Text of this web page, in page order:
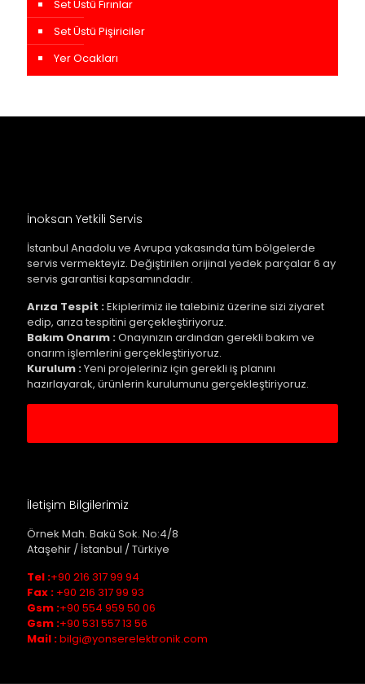
Set Üstü Fırınlar
Set Üstü Pişiriciler
Yer Ocakları
İnoksan Yetkili Servis
İstanbul Anadolu ve Avrupa yakasında tüm bölgelerde
servis vermekteyiz. Değiştirilen orijinal yedek parçalar 6 ay
servis garantisi kapsamındadır.
Arıza Tespit :Ekiplerimiz ile talebiniz üzerine sizi ziyaret
edip, arıza tespitini gerçekleştiriyoruz.
Bakım Onarım :Onayınızın ardından gerekli bakım ve
onarım işlemlerini gerçekleştiriyoruz.
Kurulum :Yeni projeleriniz için gerekli iş planını
hazırlayarak, ürünlerin kurulumunu gerçekleştiriyoruz.
İletişim Bilgilerimiz
Örnek Mah. Bakü Sok. No:4/8
Ataşehir / İstanbul / Türkiye
Tel :+90 216 317 99 94
Fax : +90 216 317 99 93
Gsm :+90 554 959 50 06
Gsm :+90 531 557 13 56
Mail :bilgi@yonserelektronik.com